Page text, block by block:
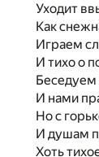
Уходит
Как
Играем
И тихо о
Беседуем
И нами
Но с
И душам
Хоть